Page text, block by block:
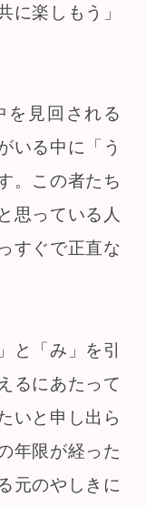
に楽しもう」
を見回される
いる中に「う
。この者たち
思っている人
すぐで正直な
と「み」を引
るにあたって
いと申し出ら
年限が経った
元のやしきに